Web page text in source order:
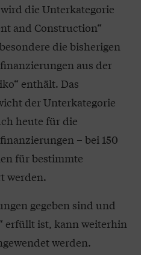
die Unterkategorie
and Construction“
die bisherigen
aus der
enthält. Das
der Unterkategorie
heute für die
– bei 150
für bestimmte
werden.
gegeben sind und
erfüllt ist, kann weiterhin
werden.